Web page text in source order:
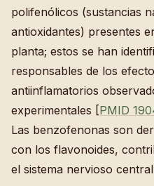
polifenólicos (sustancias
antioxidantes) presentes
planta; estos se han
responsables de los
antiinflamatorios
experimentales [PMID
Las benzofenonas son
con los flavonoides,
el sistema nervioso